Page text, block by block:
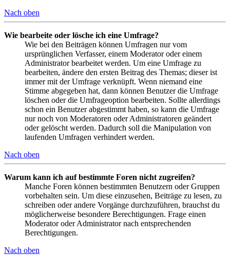
Nach oben
Wie bearbeite oder lösche ich eine Umfrage?
Wie bei den Beiträgen können Umfragen nur vom
ursprünglichen Verfasser, einem Moderator oder einem
Administrator bearbeitet werden. Um eine Umfrage zu
bearbeiten, ändere den ersten Beitrag des Themas; dieser ist
immer mit der Umfrage verknüpft. Wenn niemand eine
Stimme abgegeben hat, dann können Benutzer die Umfrage
löschen oder die Umfrageoption bearbeiten. Sollte allerdings
schon ein Benutzer abgestimmt haben, so kann die Umfrage
nur noch von Moderatoren oder Administratoren geändert
oder gelöscht werden. Dadurch soll die Manipulation von
laufenden Umfragen verhindert werden.
Nach oben
Warum kann ich auf bestimmte Foren nicht zugreifen?
Manche Foren können bestimmten Benutzern oder Gruppen
vorbehalten sein. Um diese einzusehen, Beiträge zu lesen, zu
schreiben oder andere Vorgänge durchzuführen, brauchst du
möglicherweise besondere Berechtigungen. Frage einen
Moderator oder Administrator nach entsprechenden
Berechtigungen.
Nach oben